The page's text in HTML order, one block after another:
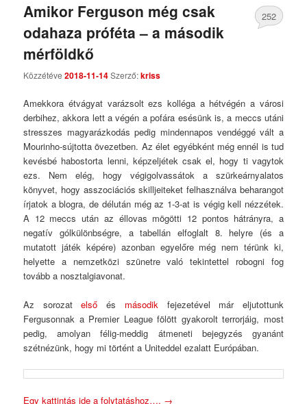
Amikor Ferguson még csak
odahaza próféta – a második
mérföldkő
Közzétéve2018-11-14Szerző:kriss
252
Amekkora étvágyat varázsolt ezs kolléga a hétvégén a városi
derbihez, akkora lett a végén a pofára esésünk is, a meccs utáni
stresszes magyarázkodás pedig mindennapos vendéggé vált a
Mourinho-sújtotta övezetben. Az élet egyébként még ennél is tud
kevésbé habostorta lenni, képzeljétek csak el, hogy ti vagytok
ezs. Nem elég, hogy végigolvassátok a szürkeárnyalatos
könyvet, hogy asszociációs skilljeiteket felhasználva beharangot
írjatok a blogra, de délután még az 1-3-at is végig kell nézzétek.
A 12 meccs után az éllovas mögötti 12 pontos hátrányra, a
negatív gólkülönbségre, a tabellán elfoglalt 8. helyre (és a
mutatott játék képére) azonban egyelőre még nem térünk ki,
helyette a nemzetközi szünetre való tekintettel robogni fog
tovább a nosztalgiavonat.
Az sorozatelső és másodikfejezetével már eljutottunk
Fergusonnak a Premier League fölött gyakorolt terrorjáig, most
pedig, amolyan félig-meddig átmeneti bejegyzés gyanánt
szétnézünk, hogy mi történt a Uniteddel ezalatt Európában.
Egy kattintás ide a folytatáshoz…. →